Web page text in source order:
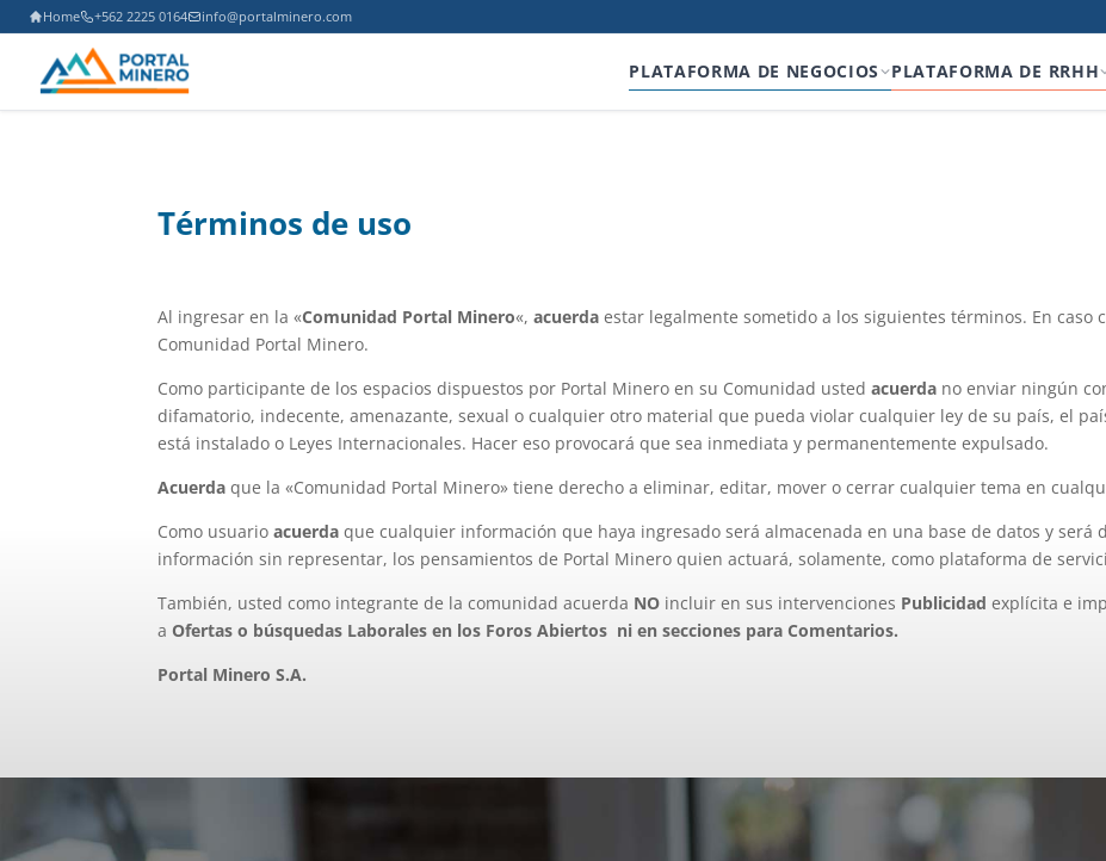
Home +562 2225 0164 info@portalminero.com
PLATAFORMA DE NEGOCIOS PLATAFORMA DE RRHH
Términos de uso
Al ingresar en la «Comunidad Portal Minero«, acuerda estar legalmente sometido a los siguientes términos. En
Comunidad Portal Minero.
Como participante de los espacios dispuestos por Portal Minero en su Comunidad usted acuerda no enviar ningún
difamatorio, indecente, amenazante, sexual o cualquier otro material que pueda violar cualquier ley de su país, el
está instalado o Leyes Internacionales. Hacer eso provocará que sea inmediata y permanentemente expulsado.
Acuerda que la «Comunidad Portal Minero» tiene derecho a eliminar, editar, mover o cerrar cualquier tema en
Como usuario acuerda que cualquier información que haya ingresado será almacenada en una base de datos y
información sin representar, los pensamientos de Portal Minero quien actuará, solamente, como plataforma de
También, usted como integrante de la comunidad acuerda NO incluir en sus intervenciones Publicidad explícita e
a Ofertas o búsquedas Laborales en los Foros Abiertos ni en secciones para Comentarios.
Portal Minero S.A.